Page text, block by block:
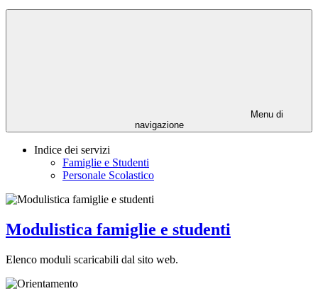
Menu di
navigazione
Indice dei servizi
Famiglie e Studenti
Personale Scolastico
Modulistica famiglie e studenti
Elenco moduli scaricabili dal sito web.